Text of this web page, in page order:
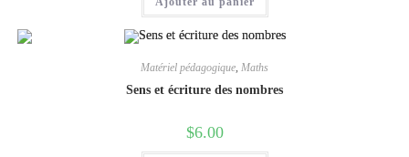
Matériel pédagogique, Maths
Sens et écriture des nombres
$6.00